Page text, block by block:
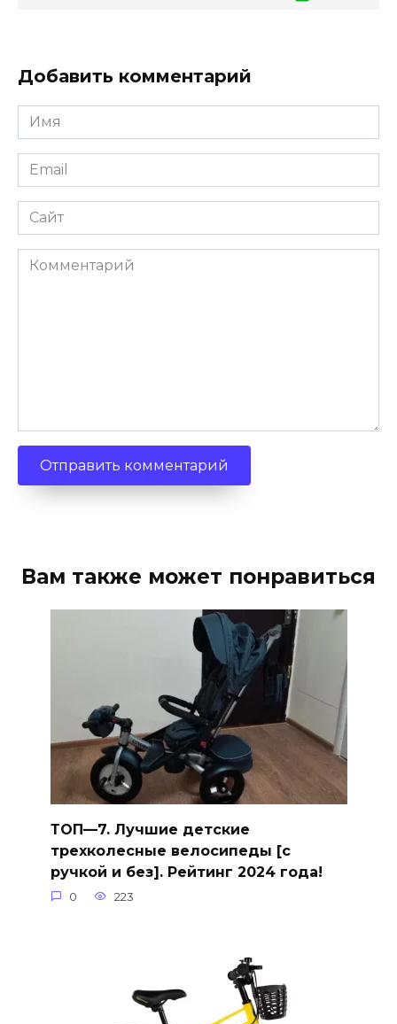
Добавить комментарий
Имя
Email
Сайт
Комментарий
Вам также может понравиться
ТОП—7. Лучшие детские
трехколесные велосипеды [с
ручкой и без]. Рейтинг 2024 года!
0 223